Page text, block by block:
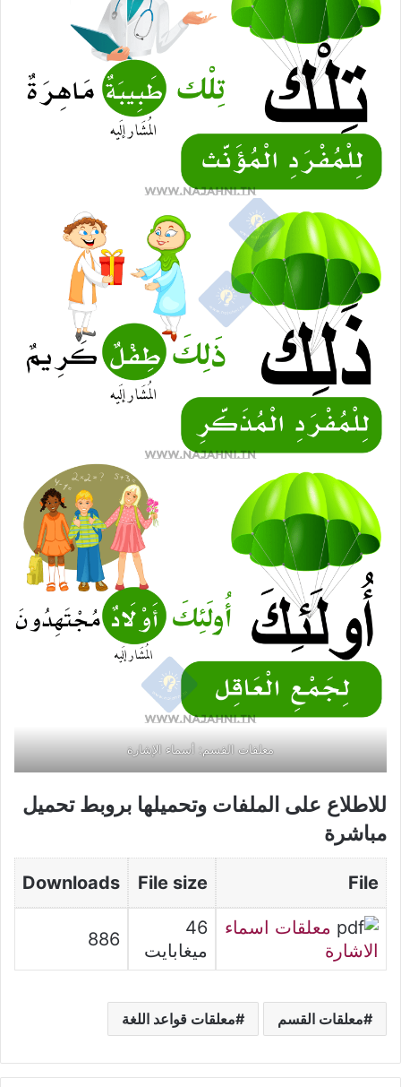
معلقات القسم: أسماء الإشارة
للاطلاع على الملفات وتحميلها بروبط تحميل
مباشرة
File
File size
Downloads
معلقات اسماء
الاشارة
46
ميغابايت
886
معلقات القسم معلقات قواعد اللغة